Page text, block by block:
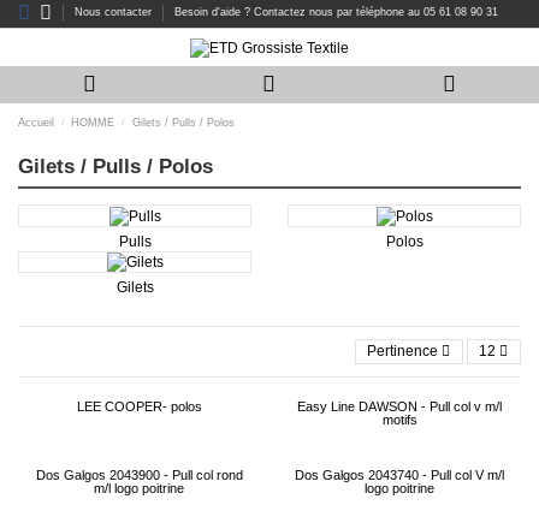
Nous contacter Besoin d'aide ? Contactez nous par téléphone au 05 61 08 90 31
Accueil HOMME Gilets / Pulls / Polos
Gilets / Pulls / Polos
Pulls Polos
Gilets
Pertinence 12
LEE COOPER- polos
Easy Line DAWSON - Pull col v m/l
motifs
Dos Galgos 2043900 - Pull col rond
m/l logo poitrine
Dos Galgos 2043740 - Pull col V m/l
logo poitrine